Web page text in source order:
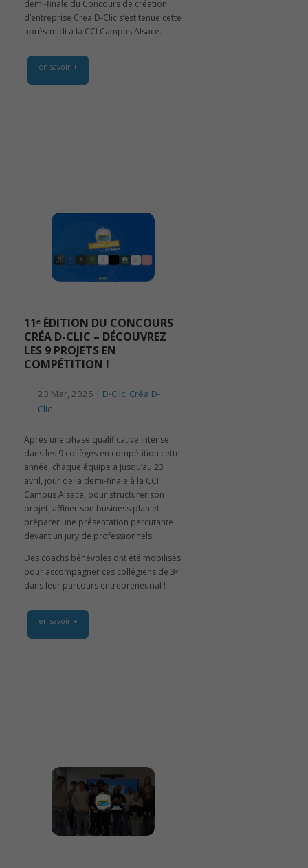
demi-finale du Concours de création
d’entreprise Créa D-Clic s’est tenue cette
après-midi à la CCI Campus Alsace.
en savoir +
11ᵉ ÉDITION DU CONCOURS
CRÉA D-CLIC – DÉCOUVREZ
LES 9 PROJETS EN
COMPÉTITION !
23 Mar, 2025 | D-Clic, Créa D-
Clic
Après une phase qualificative intense
dans les 9 collèges en compétition cette
année, chaque équipe a jusqu’au 23
avril, jour de la demi-finale à la CCI
Campus Alsace, pour structurer son
projet, affiner son business plan et
préparer une présentation percutante
devant un jury de professionnels.
Des coachs bénévoles ont été mobilisés
pour accompagner ces collégiens de 3ᵉ
dans leur parcours entrepreneurial !
en savoir +